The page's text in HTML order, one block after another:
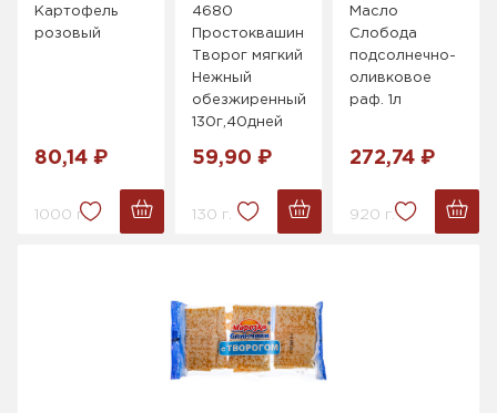
Картофель
розовый
80,14 ₽
1000 г.
4680
Простоквашино
Творог мягкий
Нежный
обезжиренный
130г,40дней
59,90 ₽
130 г.
Масло
Слобода
подсолнечно-
оливковое
раф. 1л
272,74 ₽
920 г.